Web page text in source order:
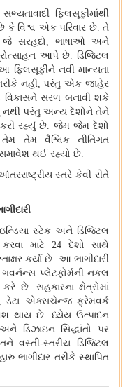
ફિલસૂફીમાંથી
વિશ્વ એક પરિવાર છે.તે
જે સરહદો, ભાષાઓ અને
આપે છે. ડિજિટલ
આ ફિલસૂફીને નવી માન્યતા
નહીં, પરંતુ એક જાહેર
વિકાસને સરળ બનાવી શકે
નથી પરંતુ અન્ય દેશોને તેને
રહ્યું છે. જેમ જેમ દેશો
તેમ તેમ વૈશ્વિક નીતિગત
થઈ રહ્યો છે.
સ્તરે કેવી રીતે
સ્ટેક અને ડિજિટલ
માટે 24 દેશો સાથે
કર્યા છે. આ ભાગીદારી
પ્લેટફોર્મની નકલ
કરે છે. સહકારના ક્ષેત્રોમાં
એક્સચેન્જ ફ્રેમવર્ક
થાય છે. ધ્યેય ઉત્પાદન
ડિઝાઇન સિદ્ધાંતો પર
વસ્તી-સ્તરીય ડિજિટલ
ભાગીદાર તરીકે સ્થાપિત